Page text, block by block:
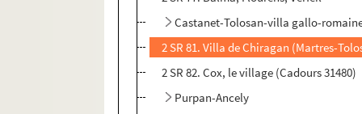
Castanet-Tolosan-villa gallo-
2 SR 81. Villa de Chiragan (Martres-
2 SR 82. Cox, le village (Cadours 31480)
Purpan-Ancely